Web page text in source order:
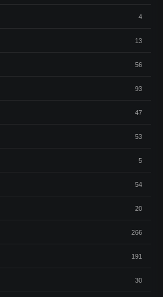
4
13
56
93
47
53
5
54
20
266
191
30